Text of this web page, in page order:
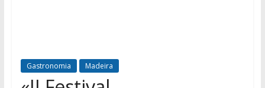
Gastronomia Madeira